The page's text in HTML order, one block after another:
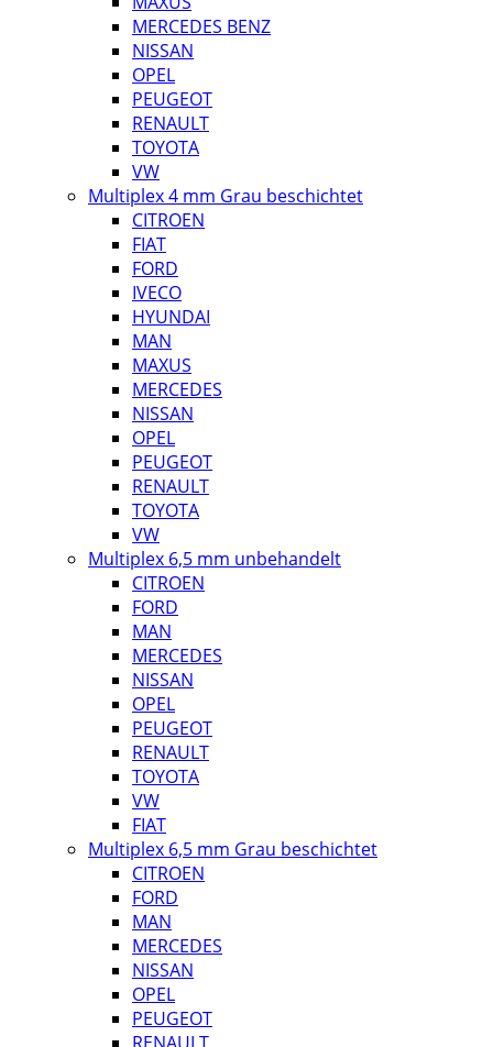
MERCEDES BENZ
NISSAN
OPEL
PEUGEOT
RENAULT
TOYOTA
VW
Multiplex 4 mm Grau beschichtet
CITROEN
FIAT
FORD
IVECO
HYUNDAI
MAN
MAXUS
MERCEDES
NISSAN
OPEL
PEUGEOT
RENAULT
TOYOTA
VW
Multiplex 6,5 mm unbehandelt
CITROEN
FORD
MAN
MERCEDES
NISSAN
OPEL
PEUGEOT
RENAULT
TOYOTA
VW
FIAT
Multiplex 6,5 mm Grau beschichtet
CITROEN
FORD
MAN
MERCEDES
NISSAN
OPEL
PEUGEOT